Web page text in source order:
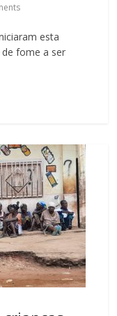
esta
fome a ser